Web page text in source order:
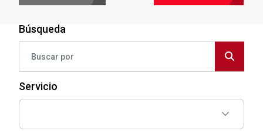
Búsqueda
Servicio